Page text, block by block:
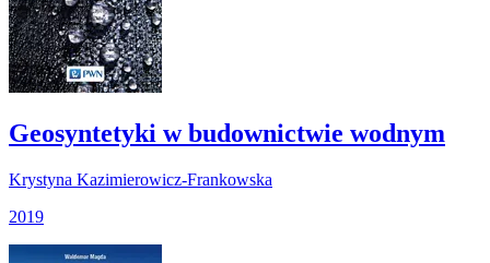
Geosyntetyki w budownictwie wodnym
Krystyna Kazimierowicz-Frankowska
2019